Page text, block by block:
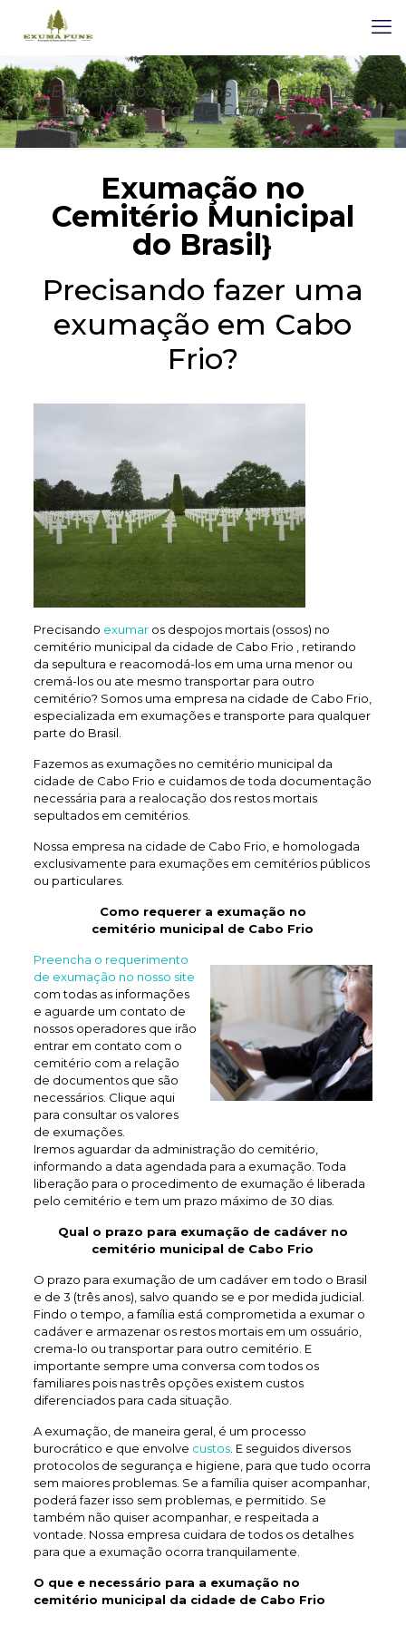
Exumação de Ossos no Cemitério
Municipal de Cabo Frio
Exumação no
Cemitério Municipal
do Brasil}
Precisando fazer uma
exumação em Cabo
Frio?
Precisando exumaros despojos mortais (ossos) no
cemitério municipal da cidade de Cabo Frio , retirando
da sepultura e reacomodá-los em uma urna menor ou
cremá-los ou ate mesmo transportar para outro
cemitério? Somos uma empresa na cidade de Cabo Frio,
especializada em exumações e transporte para qualquer
parte do Brasil.
Fazemos as exumações no cemitério municipal da
cidade de Cabo Frio e cuidamos de toda documentação
necessária para a realocação dos restos mortais
sepultados em cemitérios.
Nossa empresa na cidade de Cabo Frio, e homologada
exclusivamente para exumações em cemitérios públicos
ou particulares.
Como requerer a exumação no
cemitério municipal de Cabo Frio
Preencha o requerimento
de exumação no nosso site
com todas as informações
e aguarde um contato de
nossos operadores que irão
entrar em contato com o
cemitério com a relação
de documentos que são
necessários. Clique aqui
para consultar os valores
de exumações.
Iremos aguardar da administração do cemitério,
informando a data agendada para a exumação. Toda
liberação para o procedimento de exumação é liberada
pelo cemitério e tem um prazo máximo de 30 dias.
Qual o prazo para exumação de cadáver no
cemitério municipal de Cabo Frio
O prazo para exumação de um cadáver em todo o Brasil
e de 3 (três anos), salvo quando se e por medida judicial.
Findo o tempo, a família está comprometida a exumar o
cadáver e armazenar os restos mortais em um ossuário,
crema-lo ou transportar para outro cemitério. E
importante sempre uma conversa com todos os
familiares pois nas três opções existem custos
diferenciados para cada situação.
A exumação, de maneira geral, é um processo
burocrático e que envolve custos. E seguidos diversos
protocolos de segurança e higiene, para que tudo ocorra
sem maiores problemas. Se a família quiser acompanhar,
poderá fazer isso sem problemas, e permitido. Se
também não quiser acompanhar, e respeitada a
vontade. Nossa empresa cuidara de todos os detalhes
para que a exumação ocorra tranquilamente.
O que e necessário para a exumação no
cemitério municipal da cidade de Cabo Frio